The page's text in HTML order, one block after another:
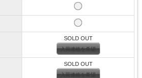
SOLD OUT
入荷連絡を希望
SOLD OUT
入荷連絡を希望